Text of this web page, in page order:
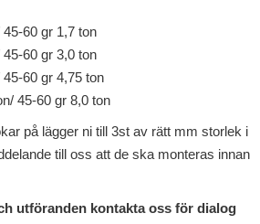
60 gr 1,7 ton
60 gr 3,0 ton
60 gr 4,75 ton
45-60 gr 8,0 ton
på lägger ni till 3st av rätt mm storlek i
till oss att de ska monteras innan
utföranden kontakta oss för dialog